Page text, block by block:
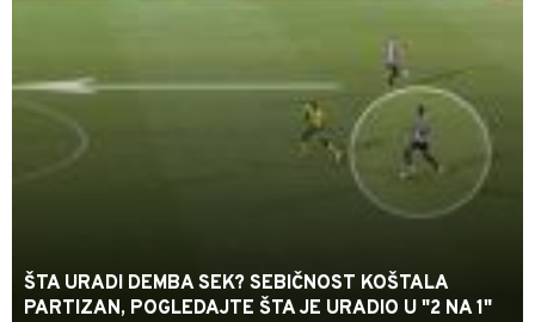
ŠTA URADI DEMBA SEK? SEBIČNOST KOŠTALA
PARTIZAN, POGLEDAJTE ŠTA JE URADIO U "2 NA 1"